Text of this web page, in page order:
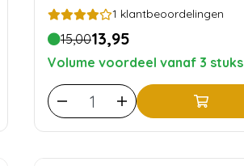
1 klantbeoordelingen
15,0013,95
Volume voordeel vanaf 3 stuks